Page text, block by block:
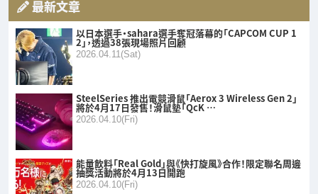
最新文章
以日本選手・sahara選手奪冠落幕的「CAPCOM CUP 1
2」，透過38張現場照片回顧
2026.04.11(Sat)
SteelSeries 推出電競滑鼠「Aerox 3 Wireless Gen 2」
將於4月17日發售！滑鼠墊「QcK …
2026.04.10(Fri)
能量飲料「Real Gold」與《快打旋風》合作！限定聯名周邊
抽獎活動將於4月13日開跑
2026.04.10(Fri)